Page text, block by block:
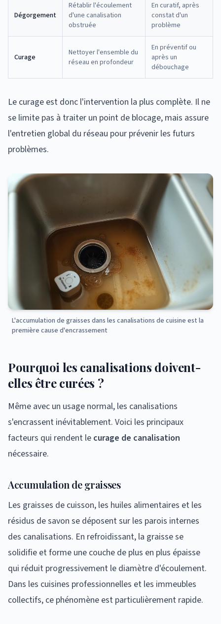
Dégorgement
Rétablir l'écoulement
d'une canalisation
obstruée
En curatif, après
constat d'un
problème
Curage
Nettoyer l'ensemble du
réseau en profondeur
En préventif ou
après un
débouchage
Le curage est donc l'intervention la plus complète. Il ne
se limite pas à traiter un point de blocage, mais assure
l'entretien global du réseau pour prévenir les futurs
problèmes.
L'accumulation de graisses dans les canalisations de cuisine est la
première cause d'encrassement
Pourquoi les canalisations doivent-
elles être curées ?
Même avec un usage normal, les canalisations
s'encrassent inévitablement. Voici les principaux
facteurs qui rendent le curage de canalisation
nécessaire.
Accumulation de graisses
Les graisses de cuisson, les huiles alimentaires et les
résidus de savon se déposent sur les parois internes
des canalisations. En refroidissant, la graisse se
solidifie et forme une couche de plus en plus épaisse
qui réduit progressivement le diamètre d'écoulement.
Dans les cuisines professionnelles et les immeubles
collectifs, ce phénomène est particulièrement rapide.